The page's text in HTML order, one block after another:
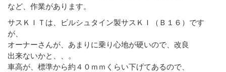
など、作業があります。
サスＫＩＴは、ビルシュタイン製サスＫＩ（Ｂ１６）です
が、
オーナーさんが、あまりに乗り心地が硬いので、改良
出来ないかと、、。
車高が、標準から約４０ｍｍくらい下げてあるので、